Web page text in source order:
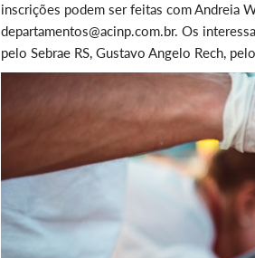
inscrições podem ser feitas com Andreia
departamentos@acinp.com.br. Os
pelo Sebrae RS, Gustavo Angelo Rech,